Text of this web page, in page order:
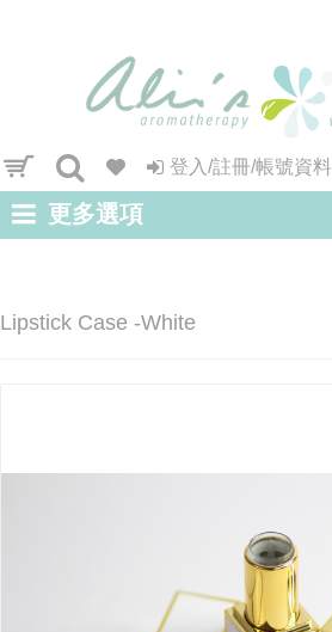
登入/註冊/帳號資料
更多選項
Lipstick Case -White